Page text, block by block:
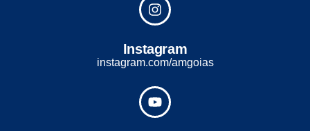
Instagram
instagram.com/amgoias